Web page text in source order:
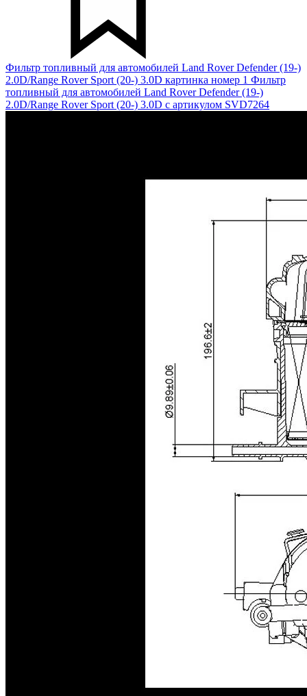
Фильтр топливный для автомобилей Land Rover Defender (19-)
2.0D/Range Rover Sport (20-) 3.0D картинка номер 1 Фильтр
топливный для автомобилей Land Rover Defender (19-)
2.0D/Range Rover Sport (20-) 3.0D с артикулом SVD7264